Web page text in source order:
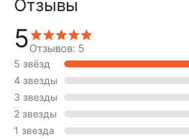
Отзывы
5Отзывов: 5
5 звёзд
4 звезды
3 звезды
2 звезды
1 звезда